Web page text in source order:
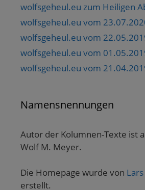
wolfsgeheul.eu zum Heiligen
wolfsgeheul.eu vom
wolfsgeheul.eu vom
wolfsgeheul.eu vom
wolfsgeheul.eu vom
Namensnennungen
Autor der Kolumnen-Texte ist
Wolf M. Meyer.
Die Homepage wurde von
erstellt.